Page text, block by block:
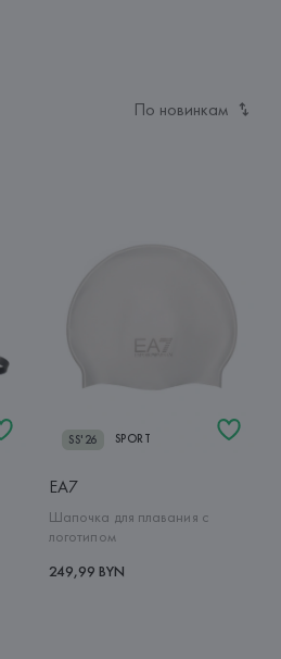
По новинкам
SS'26 SPORT
EA7
Шапочка для плавания с
логотипом
249,99 BYN